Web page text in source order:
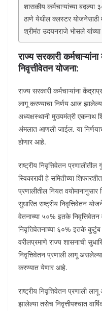
शासकीय कर्मचाऱ्यांच्या बदल्या
ठाणे येथील क्लस्टर योजनेसाठी
श्रीमंत उदयनराजे भोसले
राज्य सरकारी
निवृत्तीवेतन योजना:
राज्य सरकारी कर्मचाऱ्यांना
लागू करण्याचा निर्णय आज
अध्यक्षस्थानी मुख्यमंत्री एकनाथ
अंमलात आणली जाईल. या
होणार आहे.
राष्ट्रीय निवृत्तिवेतन
स्विकारावी हे समितीच्या
प्रणालीतील नियत वयोमानानुसार
सुधारित राष्ट्रीय निवृत्तिवेतन
वेतनाच्या ५०% इतके निवृत्तिवेतन
निवृत्तिवेतनाच्या ६०% इतके कुटुंब
वरीलप्रमाणे राज्य शासनाची
निवृत्तिवेतन प्रणाली लागू
करण्यात येणार आहे.
राष्ट्रीय निवृत्तिवेतन प्रणाली
झालेल्या तसेच निवृत्तीपश्चात